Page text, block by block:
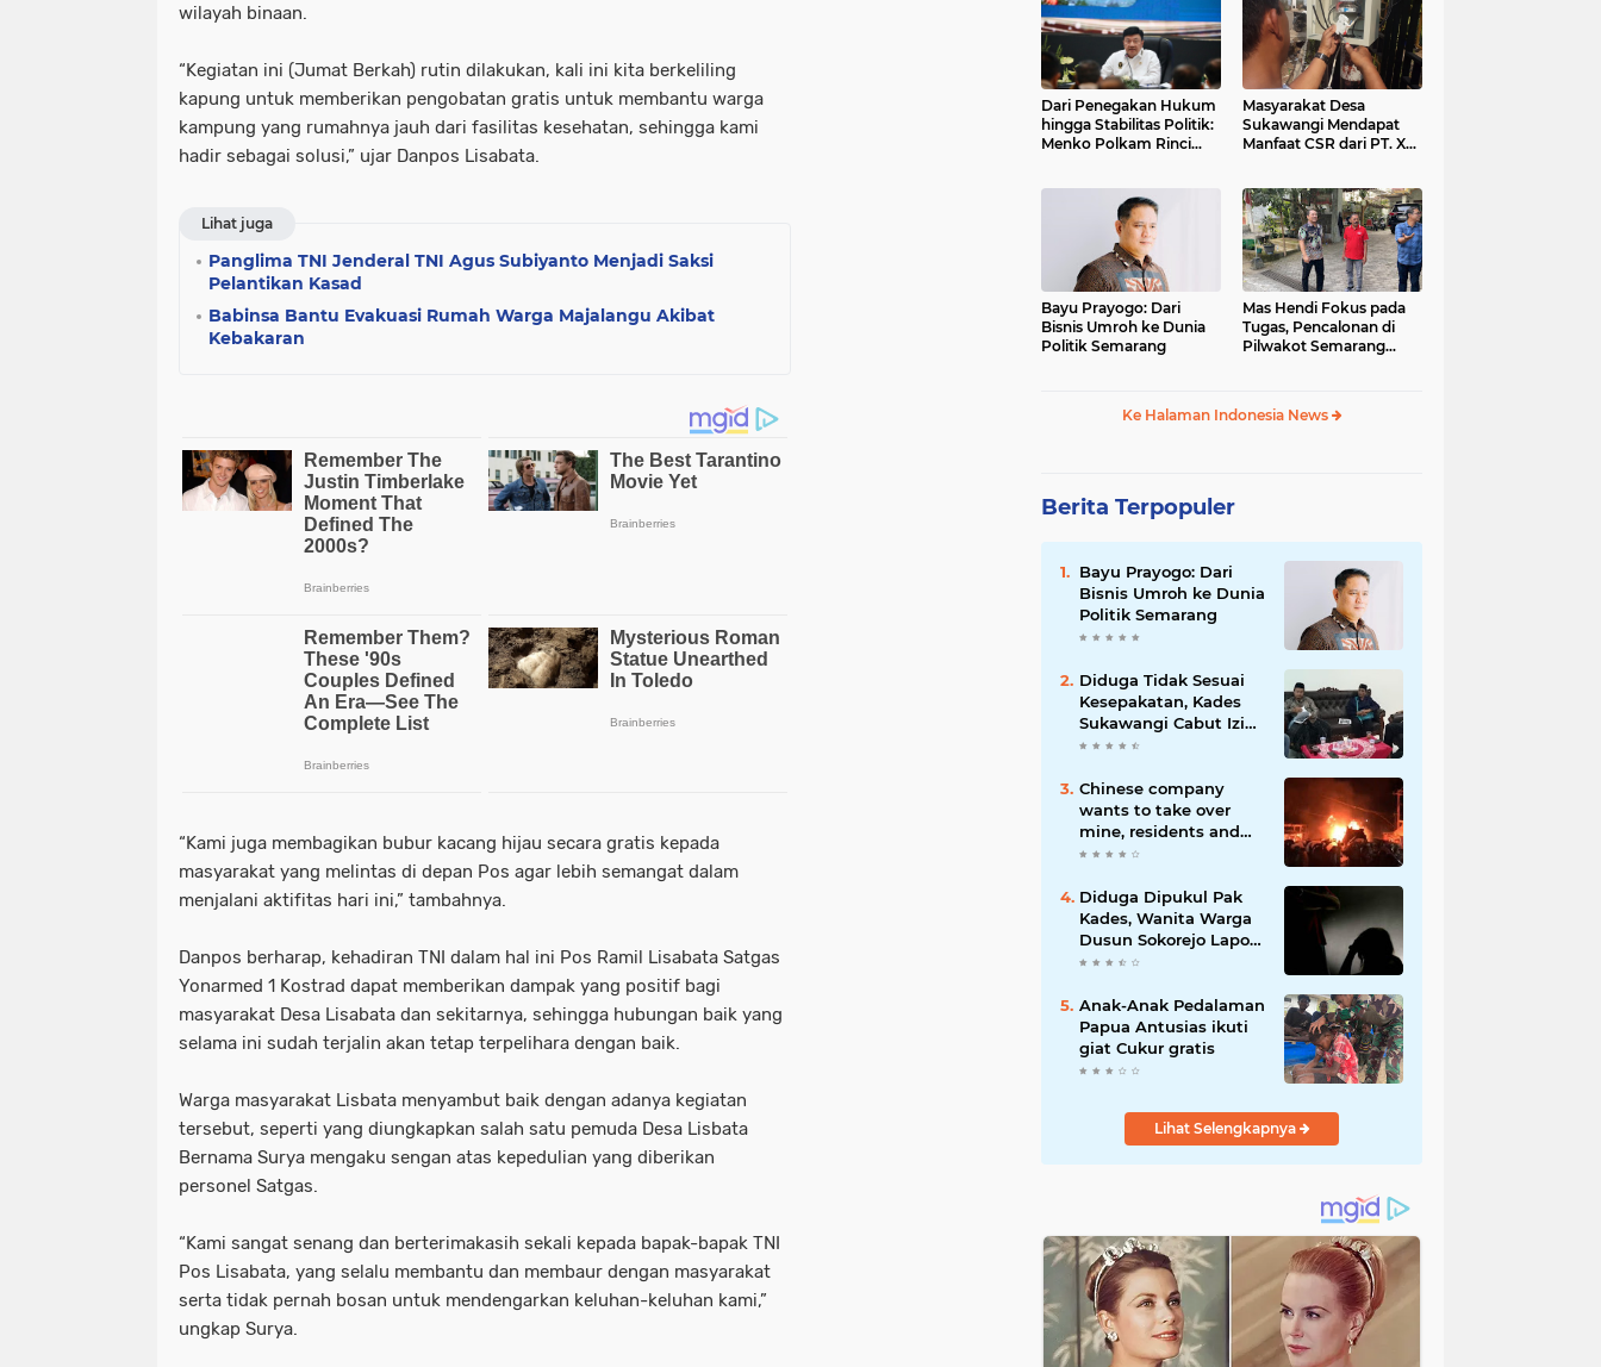
wilayah binaan.
“Kegiatan ini (Jumat Berkah) rutin dilakukan, kali ini kita berkeliling
kapung untuk memberikan pengobatan gratis untuk membantu warga
kampung yang rumahnya jauh dari fasilitas kesehatan, sehingga kami
hadir sebagai solusi,” ujar Danpos Lisabata.
Lihat juga
Panglima TNI Jenderal TNI Agus Subiyanto Menjadi Saksi
Pelantikan Kasad
Babinsa Bantu Evakuasi Rumah Warga Majalangu Akibat
Kebakaran
“Kami juga membagikan bubur kacang hijau secara gratis kepada
masyarakat yang melintas di depan Pos agar lebih semangat dalam
menjalani aktifitas hari ini,” tambahnya.
Danpos berharap, kehadiran TNI dalam hal ini Pos Ramil Lisabata Satgas
Yonarmed 1 Kostrad dapat memberikan dampak yang positif bagi
masyarakat Desa Lisabata dan sekitarnya, sehingga hubungan baik yang
selama ini sudah terjalin akan tetap terpelihara dengan baik.
Warga masyarakat Lisbata menyambut baik dengan adanya kegiatan
tersebut, seperti yang diungkapkan salah satu pemuda Desa Lisbata
Bernama Surya mengaku sengan atas kepedulian yang diberikan
personel Satgas.
“Kami sangat senang dan berterimakasih sekali kepada bapak-bapak TNI
Pos Lisabata, yang selalu membantu dan membaur dengan masyarakat
serta tidak pernah bosan untuk mendengarkan keluhan-keluhan kami,”
ungkap Surya.
Dari Penegakan Hukum
hingga Stabilitas Politik:
Menko Polkam Rinci
Masyarakat Desa
Sukawangi Mendapat
Manfaat CSR dari PT. XL-
Bayu Prayogo: Dari
Bisnis Umroh ke Dunia
Politik Semarang
Mas Hendi Fokus pada
Tugas, Pencalonan di
Pilwakot Semarang
Ke Halaman Indonesia News
Berita Terpopuler
Bayu Prayogo: Dari
Bisnis Umroh ke Dunia
Politik Semarang
Diduga Tidak Sesuai
Kesepakatan, Kades
Sukawangi Cabut Izin
Kerjasama Dengan PT
Chinese company
wants to take over
mine, residents and
police clash in Palu
Diduga Dipukul Pak
Kades, Wanita Warga
Dusun Sokorejo Lapor
Polisi Petarukan
Anak-Anak Pedalaman
Papua Antusias ikuti
giat Cukur gratis
Lihat Selengkapnya